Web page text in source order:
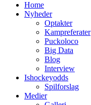
Home
Nyheder
Optakter
Kampreferater
Puckoloco
Big Data
Blog
Interview
Ishockeyodds
Spilforslag
Medier